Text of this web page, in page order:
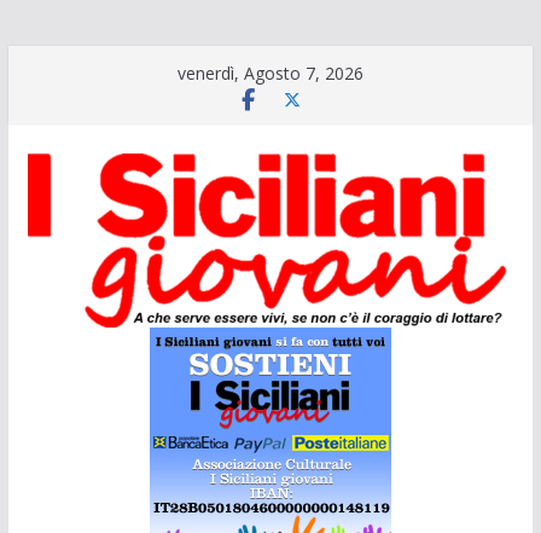
venerdì, Agosto 7, 2026